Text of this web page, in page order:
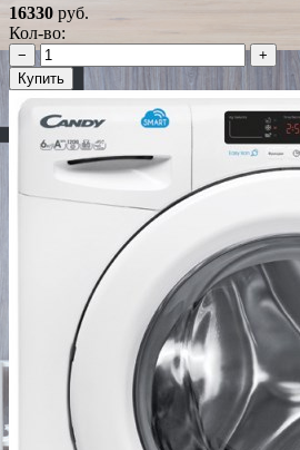
16330 руб.
Кол-во:
−
+
Купить